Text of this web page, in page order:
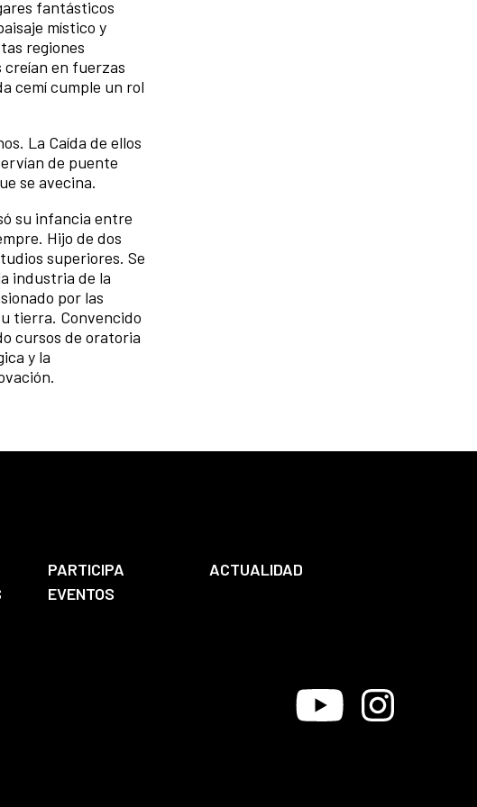
fantásticos
místico y
regiones
en fuerzas
cemí cumple un rol
La Caída de ellos
de puente
se avecina.
su infancia entre
Hijo de dos
superiores. Se
industria de la
por las
tierra. Convencido
cursos de oratoria
y la
PARTICIPA
ACTUALIDAD
EVENTOS
Youtube Instagram